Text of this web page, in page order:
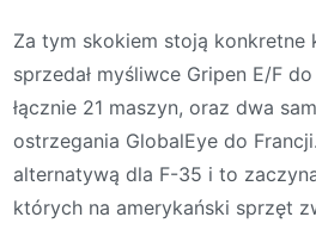
Za tym skokiem stoją konkretne
sprzedał myśliwce Gripen E/F
łącznie 21 maszyn, oraz dwa
ostrzegania GlobalEye do
alternatywą dla F-35 i to
których na amerykański sprzęt